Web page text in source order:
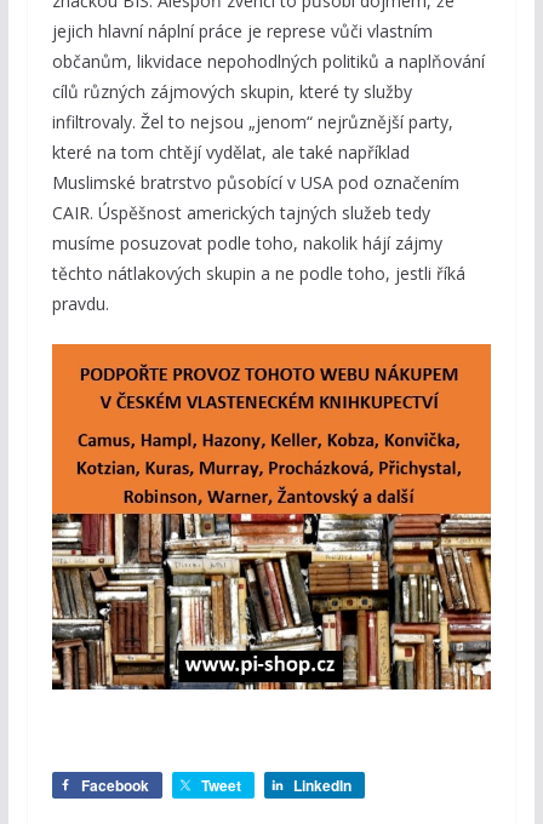
jejich hlavní náplní práce je represe vůči vlastním
občanům, likvidace nepohodlných politiků a naplňování
cílů různých zájmových skupin, které ty služby
infiltrovaly. Žel to nejsou „jenom“ nejrůznější party,
které na tom chtějí vydělat, ale také například
Muslimské bratrstvo působící v USA pod označením
CAIR. Úspěšnost amerických tajných služeb tedy
musíme posuzovat podle toho, nakolik hájí zájmy
těchto nátlakových skupin a ne podle toho, jestli říká
pravdu.
Facebook Tweet LinkedIn